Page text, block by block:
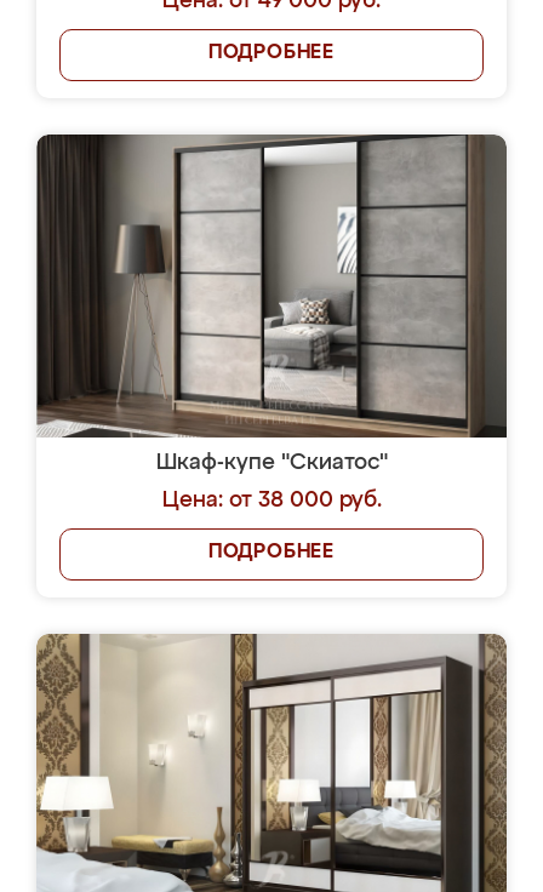
ПОДРОБНЕЕ
Шкаф-купе "Скиатос"
Цена: от 38 000 руб.
ПОДРОБНЕЕ